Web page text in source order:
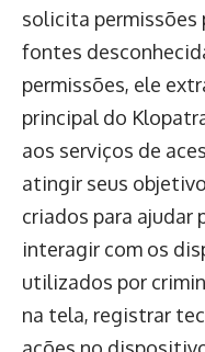
solicita permissões
fontes
permissões, ele
principal do
aos serviços de
atingir seus
criados para ajudar
interagir com os
utilizados por
na tela, registrar